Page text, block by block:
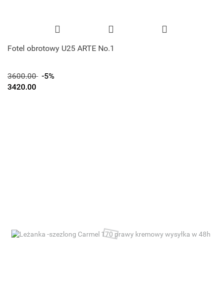
Fotel obrotowy U25 ARTE No.1
3600.00 -5%
3420.00